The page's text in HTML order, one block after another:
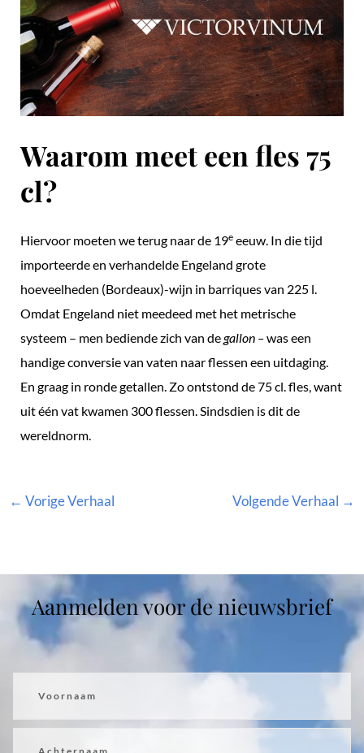
Waarom meet een fles 75
cl?
Hiervoor moeten we terug naar de 19eeeuw. In die tijd
importeerde en verhandelde Engeland grote
hoeveelheden (Bordeaux)-wijn in barriques van 225 l.
Omdat Engeland niet meedeed met het metrische
systeem – men bediende zich van degallon –was een
handige conversie van vaten naar flessen een uitdaging.
En graag in ronde getallen. Zo ontstond de 75 cl. fles, want
uit één vat kwamen 300 flessen. Sindsdien is dit de
wereldnorm.
← Vorige Verhaal Volgende Verhaal →
Aanmelden voor de nieuwsbrief